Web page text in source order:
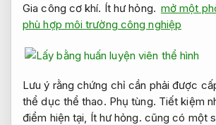
Gia công cơ khí. Ít hư hỏng. mở một
phù hợp môi trường công nghiệp
Lưu ý rằng chứng chỉ cần phải được
thể dục thể thao. Phụ tùng. Tiết kiệm
điểm hiện tại, Ít hư hỏng. cũng có một